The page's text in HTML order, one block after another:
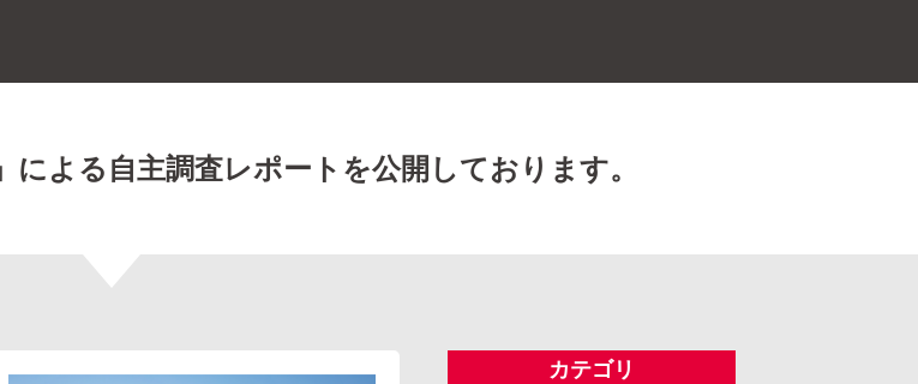
よる自主調査レポートを公開しております。
カテゴリ